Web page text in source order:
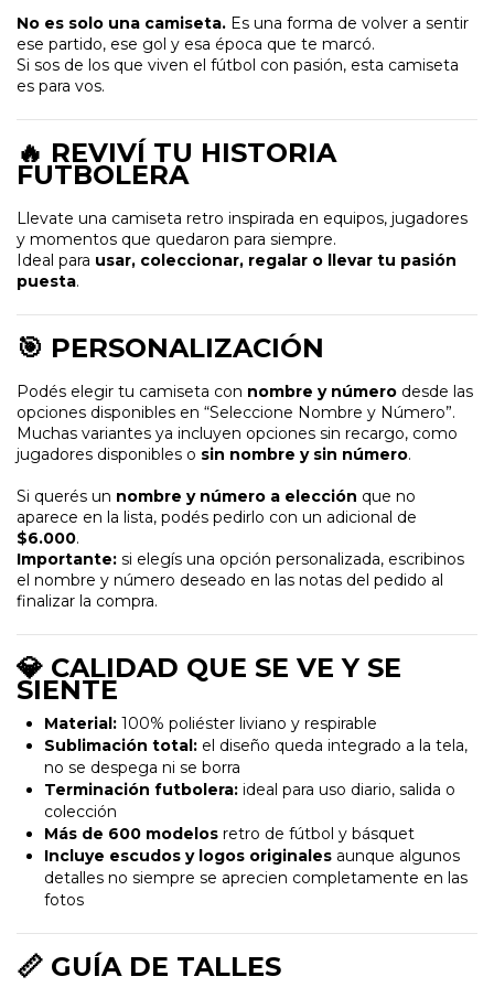
No es solo una camiseta. Es una forma de volver a sentir
ese partido, ese gol y esa época que te marcó.
Si sos de los que viven el fútbol con pasión, esta camiseta
es para vos.
🔥 REVIVÍ TU HISTORIA
FUTBOLERA
Llevate una camiseta retro inspirada en equipos, jugadores
y momentos que quedaron para siempre.
Ideal para usar, coleccionar, regalar o llevar tu pasión
puesta.
🎯 PERSONALIZACIÓN
Podés elegir tu camiseta con nombre y número desde las
opciones disponibles en “Seleccione Nombre y Número”.
Muchas variantes ya incluyen opciones sin recargo, como
jugadores disponibles o sin nombre y sin número.
Si querés un nombre y número a elección que no
aparece en la lista, podés pedirlo con un adicional de
$6.000.
Importante: si elegís una opción personalizada, escribinos
el nombre y número deseado en las notas del pedido al
finalizar la compra.
💎 CALIDAD QUE SE VE Y SE
SIENTE
Material: 100% poliéster liviano y respirable
Sublimación total: el diseño queda integrado a la tela,
no se despega ni se borra
Terminación futbolera: ideal para uso diario, salida o
colección
Más de 600 modelos retro de fútbol y básquet
Incluye escudos y logos originales aunque algunos
detalles no siempre se aprecien completamente en las
fotos
📏 GUÍA DE TALLES